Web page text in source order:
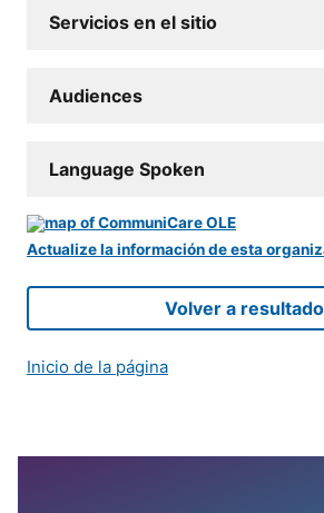
Servicios en el sitio
Audiences
Language Spoken
Actualize la información de esta
Volver a
Inicio de la página